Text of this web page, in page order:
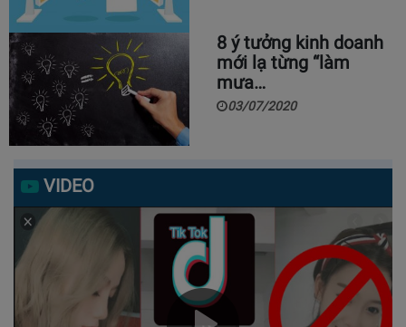
8 ý tưởng kinh doanh
mới lạ từng “làm
mưa…
03/07/2020
VIDEO